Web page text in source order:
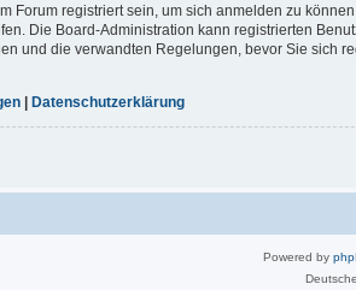
Forum registriert sein, um sich anmelden zu
Die Board-Administration kann registrierten
und die verwandten Regelungen, bevor Sie sich
| Datenschutzerklärung
Powered by